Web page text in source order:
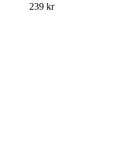
239 kr